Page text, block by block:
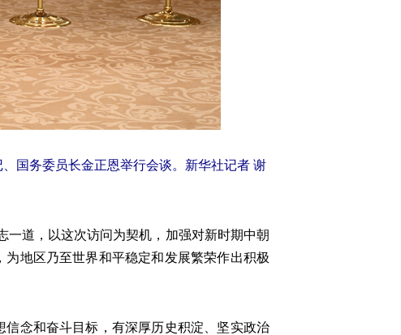
国务委员长金正恩举行会谈。新华社记者 谢
道，以这次访问为契机，加强对新时期中朝
地区乃至世界和平稳定和发展繁荣作出积极
念和奋斗目标，有深厚历史积淀、坚实政治